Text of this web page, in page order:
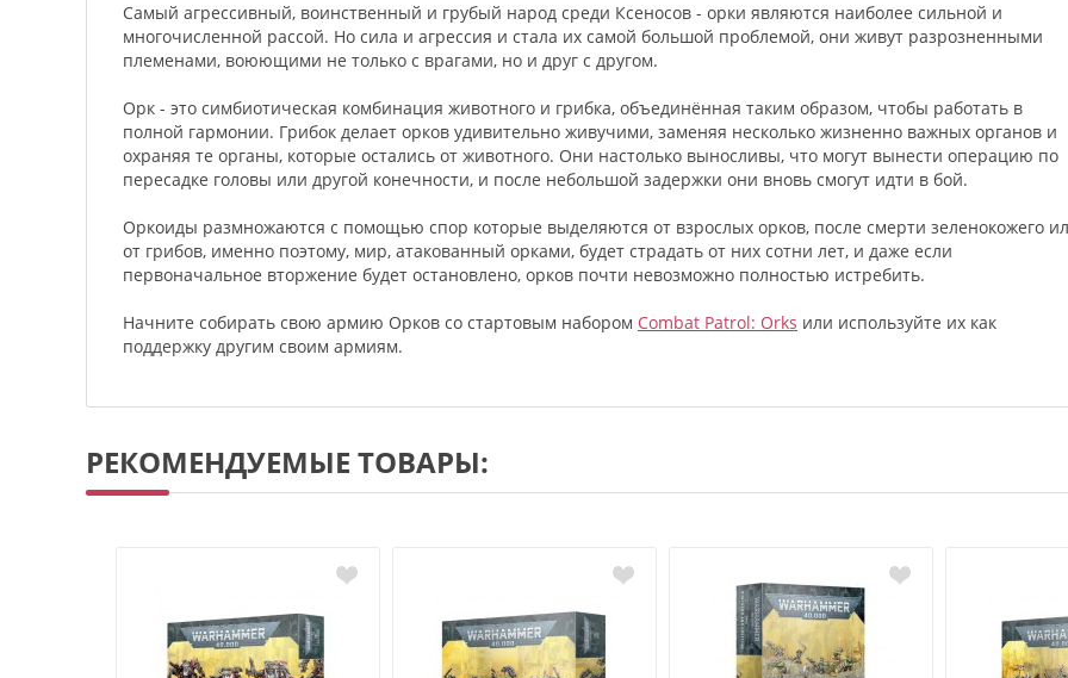
Самый агрессивный, воинственный и грубый народ среди Ксеносов - орки являются наиболее сильной и
многочисленной рассой. Но сила и агрессия и стала их самой большой проблемой, они живут разрозненными
племенами, воюющими не только с врагами, но и друг с другом.
Орк - это симбиотическая комбинация животного и грибка, объединённая таким образом, чтобы работать в
полной гармонии. Грибок делает орков удивительно живучими, заменяя несколько жизненно важных органов и
охраняя те органы, которые остались от животного. Они настолько выносливы, что могут вынести операцию по
пересадке головы или другой конечности, и после небольшой задержки они вновь смогут идти в бой.
Оркоиды размножаются с помощью спор которые выделяются от взрослых орков, после смерти зеленокожего
от грибов, именно поэтому, мир, атакованный орками, будет страдать от них сотни лет, и даже если
первоначальное вторжение будет остановлено, орков почти невозможно полностью истребить.
Начните собирать свою армию Орков со стартовым набором Combat Patrol: Orks или используйте их как
поддержку другим своим армиям.
РЕКОМЕНДУЕМЫЕ ТОВАРЫ: